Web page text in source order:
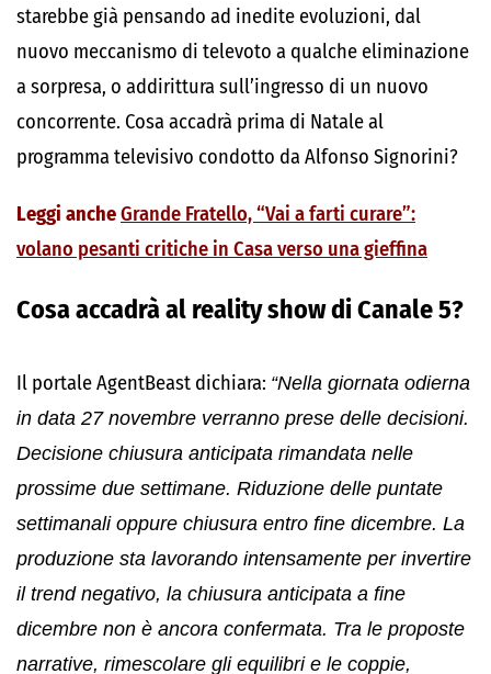
starebbe già pensando ad inedite evoluzioni, dal
nuovo meccanismo di televoto a qualche eliminazione
a sorpresa, o addirittura sull’ingresso di un nuovo
concorrente. Cosa accadrà prima di Natale al
programma televisivo condotto da Alfonso Signorini?
Leggi ancheGrande Fratello, “Vai a farti curare”:
volano pesanti critiche in Casa verso una gieffina
Cosa accadrà al reality show di Canale 5?
Il portale AgentBeast dichiara: “Nella giornata odierna
in data 27 novembre verranno prese delle decisioni.
Decisione chiusura anticipata rimandata nelle
prossime due settimane. Riduzione delle puntate
settimanali oppure chiusura entro fine dicembre. La
produzione sta lavorando intensamente per invertire
il trend negativo, la chiusura anticipata a fine
dicembre non è ancora confermata. Tra le proposte
narrative, rimescolare gli equilibri e le coppie,